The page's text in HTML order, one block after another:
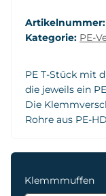
Artikelnummer:
Kategorie: PE-
PE T-Stück mit
die jeweils ein
Die
Rohre aus PE-
Klemmmuffen